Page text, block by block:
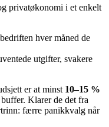
privatøkonomi i et enkelt
hver måned de
utgifter, svakere
er at minst 10–15 %
Klarer de det fra
færre panikkvalg når